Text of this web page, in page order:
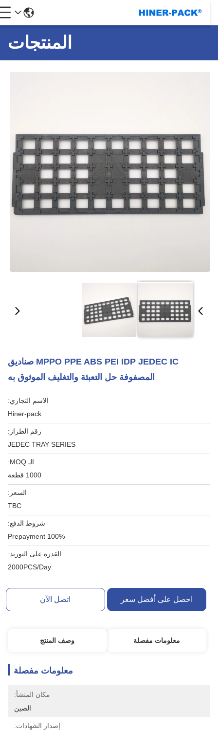
المنتجات
MPPO PPE ABS PEI IDP JEDEC IC صناديق
المصفوفة حل التعبئة والتغليف الموثوق به
الاسم التجاري:
Hiner-pack
رقم الطراز:
JEDEC TRAY SERIES
الـ MOQ:
1000 قطعة
السعر:
TBC
شروط الدفع:
100% Prepayment
القدرة على التوريد:
2000PCS/Day
احصل على أفضل سعر اتصل الآن
معلومات مفصلة وصف المنتج
معلومات مفصلة
مكان المنشأ:
الصين
إصدار الشهادات: